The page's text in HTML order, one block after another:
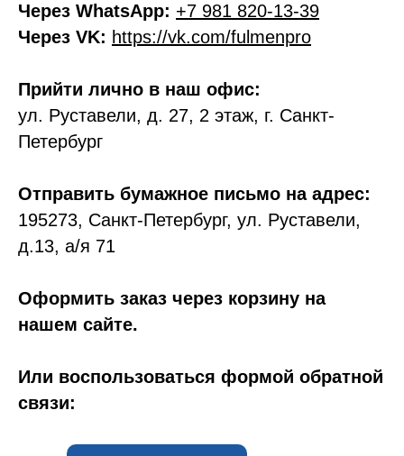
Через WhatsApp: +7 981 820-13-39
Через VK: https://vk.com/fulmenpro
Прийти лично в наш офис:
ул. Руставели, д. 27, 2 этаж, г. Санкт-
Петербург
Отправить бумажное письмо на адрес:
195273, Санкт-Петербург, ул. Руставели,
д.13, а/я 71
Оформить заказ через корзину на
нашем сайте.
Или воспользоваться формой обратной
связи: